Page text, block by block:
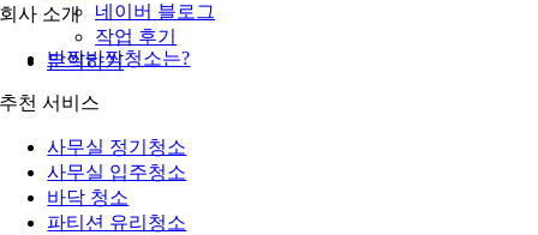
네이버 블로그
작업 후기
문의하기
회사 소개
반짝반짝청소는?
추천 서비스
사무실 정기청소
사무실 입주청소
바닥 청소
파티션 유리청소